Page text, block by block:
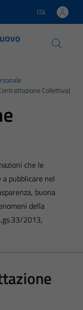
Lingua attiva:
ITA
Collettiva)
che le
pubblicare nel
buona
della
2013,